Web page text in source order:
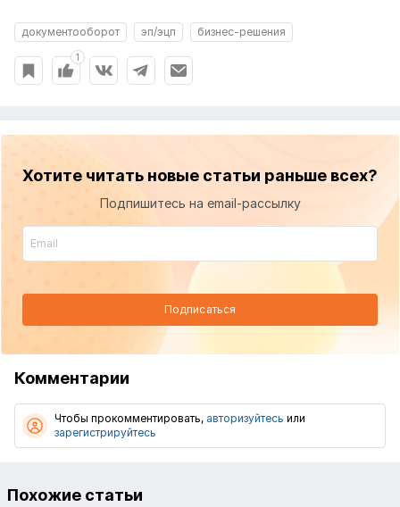
документооборот эп/эцп бизнес-решения
1
Хотите читать новые статьи раньше всех?
Подпишитесь на email-рассылку
Подписаться
Комментарии
Чтобы прокомментировать, авторизуйтесь или
зарегистрируйтесь
Похожие статьи